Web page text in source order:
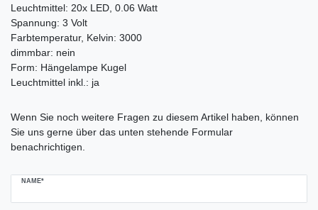
Leuchtmittel: 20x LED, 0.06 Watt
Spannung: 3 Volt
Farbtemperatur, Kelvin: 3000
dimmbar: nein
Form: Hängelampe Kugel
Leuchtmittel inkl.: ja
Wenn Sie noch weitere Fragen zu diesem Artikel haben, können
Sie uns gerne über das unten stehende Formular
benachrichtigen.
NAME*